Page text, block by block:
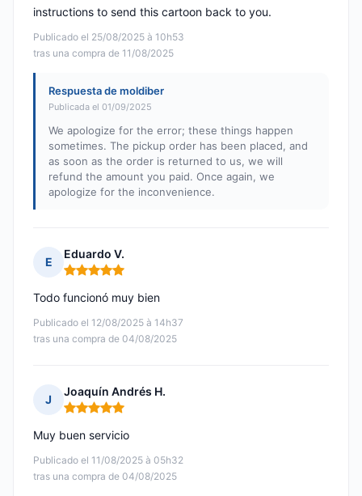
Publicado el 25/08/2025 à 10h53
tras una compra de 11/08/2025
instructions to send this cartoon back to you.
Respuesta de moldiber
Publicada el 01/09/2025
We apologize for the error; these things happen
sometimes. The pickup order has been placed, and
as soon as the order is returned to us, we will
refund the amount you paid. Once again, we
apologize for the inconvenience.
E
Eduardo V.
Nota: 5 de 5
Publicado el 12/08/2025 à 14h37
tras una compra de 04/08/2025
Todo funcionó muy bien
J
Joaquín Andrés H.
Nota: 5 de 5
Publicado el 11/08/2025 à 05h32
tras una compra de 04/08/2025
Muy buen servicio